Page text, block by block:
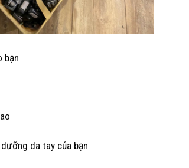
bạn
da tay của bạn